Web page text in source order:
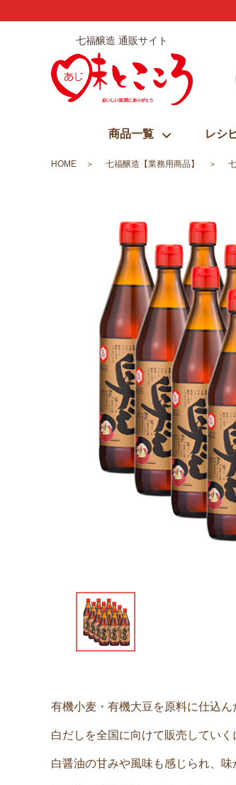
七福醸造 通販サイト
商品一覧 レシ
HOME 七福醸造【業務用商品】
有機小麦・有機大豆を原料に仕込
白だしを全国に向けて販売してい
白醤油の甘みや風味も感じられ、